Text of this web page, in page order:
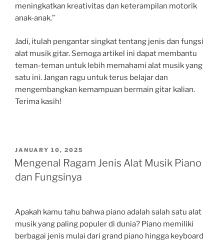
meningkatkan kreativitas dan keterampilan motorik
anak-anak.”
Jadi, itulah pengantar singkat tentang jenis dan fungsi
alat musik gitar. Semoga artikel ini dapat membantu
teman-teman untuk lebih memahami alat musik yang
satu ini. Jangan ragu untuk terus belajar dan
mengembangkan kemampuan bermain gitar kalian.
Terima kasih!
POSTED
ON
JANUARY 10, 2025
Mengenal Ragam Jenis Alat Musik Piano
dan Fungsinya
Apakah kamu tahu bahwa piano adalah salah satu alat
musik yang paling populer di dunia? Piano memiliki
berbagai jenis mulai dari grand piano hingga keyboard